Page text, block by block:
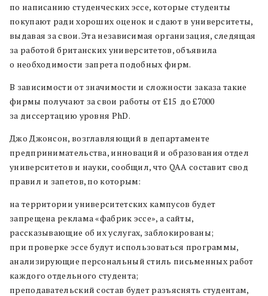
по написанию студенческих эссе, которые студенты
покупают ради хороших оценок и сдают в университеты,
выдавая за свои. Эта независимая организация, следящая
за работой британских университетов, объявила
о необходимости запрета подобных фирм.
В зависимости от значимости и сложности заказа такие
фирмы получают за свои работы от £15 до £7000
за диссертацию уровня PhD.
Джо Джонсон, возглавляющий в департаменте
предпринимательства, инноваций и образования отдел
университетов и науки, сообщил, что QAA составит свод
правил и запетов, по которым:
на территории университетских кампусов будет
запрещена реклама «фабрик эссе», а сайты,
рассказывающие об их услугах, заблокированы;
при проверке эссе будут использоваться программы,
анализирующие персональный стиль письменных работ
каждого отдельного студента;
преподавательский состав будет разъяснять студентам,